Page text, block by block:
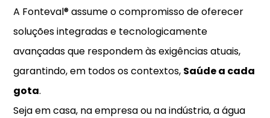
A Fonteval® assume o compromisso de oferecer
soluções integradas e tecnologicamente
avançadas que respondem às exigências atuais,
garantindo, em todos os contextos, Saúde a cada
gota.
Seja em casa, na empresa ou na indústria, a água